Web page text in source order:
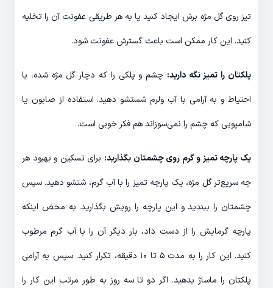
تیز روی گل مژه برش ایجاد کنید یا به هر طریقی عفونت آن را تخلیه
کنید. این کار ممکن است باعث گسترش عفونت شود.
پلکتان را تمیز نگه دارید: چشم و پلکی را که دچار گل مژه شده، با
احتیاط و به آرامی با آب ولرم شستشو دهید. استفاده از صابون یا
شامپویی که چشم را نمی‌سوزاند هم فکر خوبی است.
یک پارچه تمیز و گرم روی چشمتان بگذارید: برای تسکین و بهبود هر
چه سریع‌تر گل مژه، یک پارچه تمیز را با آب گرم، شتشو دهید. سپس
چشمتان را ببندید و این پارچه را رویش بگذارید. به محض اینکه
پارچه گرمایش را از دست داد، بار دیگر آن را با آب گرم مرطوب
کنید. این کار را به مدت ۵ تا ۱۰ دقیقه، تکرار کنید. سپس به آرامی
پلکتان را ماساژ بدهید. اگر دو تا سه روز به طور مرتب این کار را